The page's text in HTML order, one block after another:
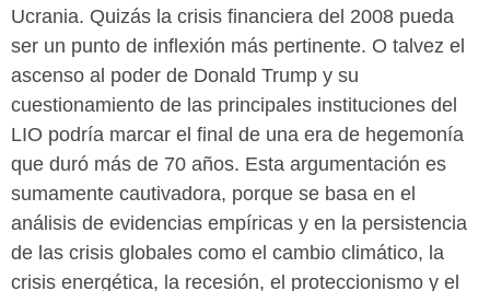
Ucrania. Quizás la crisis financiera del 2008 pueda
ser un punto de inflexión más pertinente. O talvez el
ascenso al poder de Donald Trump y su
cuestionamiento de las principales instituciones del
LIO podría marcar el final de una era de hegemonía
que duró más de 70 años. Esta argumentación es
sumamente cautivadora, porque se basa en el
análisis de evidencias empíricas y en la persistencia
de las crisis globales como el cambio climático, la
crisis energética, la recesión, el proteccionismo y el